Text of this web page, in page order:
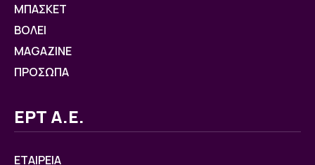
ΜΠΑΣΚΕΤ
ΒOΛΕΙ
MAGAZINE
ΠΡΟΣΩΠΑ
ΕΡΤ Α.Ε.
ΕΤΑΙΡΕΙΑ